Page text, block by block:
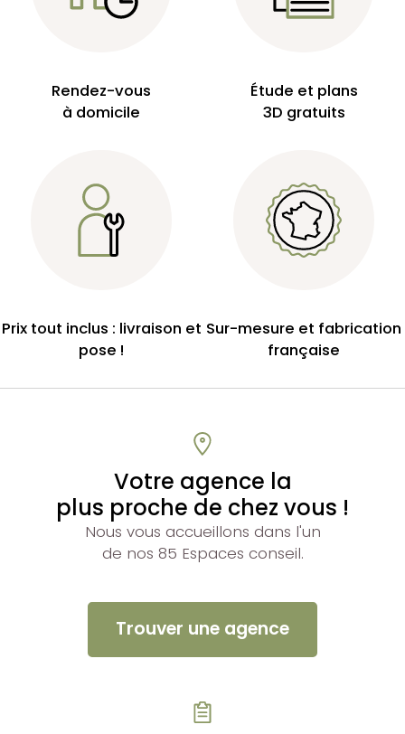
Rendez-vous
à domicile
Étude et plans
3D gratuits
Prix tout inclus : livraison et
pose !
Sur-mesure et fabrication
française
Votre agence la
plus proche de chez vous !
Nous vous accueillons dans l'un
de nos 85 Espaces conseil.
Trouver une agence